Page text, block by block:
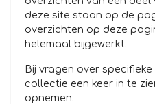
deze site staan op de
overzichten op deze
helemaal bijgewerkt.
Bij vragen over
collectie een keer in te
opnemen.